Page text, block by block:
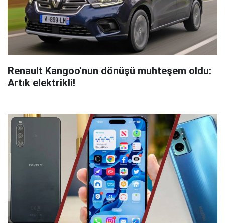
Renault Kangoo'nun dönüşü muhteşem oldu:
Artık elektrikli!